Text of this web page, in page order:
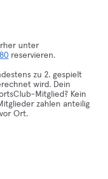
unter
reservieren.
zu 2. gespielt
wird. Dein
Mitglied? Kein
zahlen anteilig
Ort.